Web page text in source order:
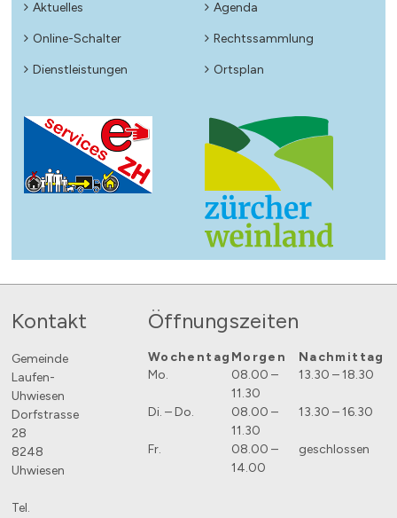
Aktuelles
Online-Schalter
Dienstleistungen
Agenda
Rechtssammlung
Ortsplan
Footer
Kontakt
Gemeinde
Laufen-
Uhwiesen
Dorfstrasse
28
8248
Uhwiesen
Tel.
Öffnungszeiten
Wochentag Morgen
Nachmittag
Mo.
08.00 –
11.30
13.30 – 18.30
Di. – Do.
08.00 –
11.30
13.30 – 16.30
Fr.
08.00 –
14.00
geschlossen